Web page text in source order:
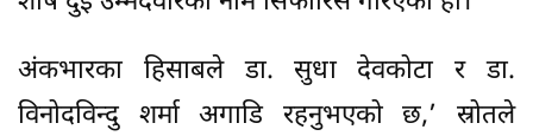
अंकभारका हिसाबले डा. सुधा देवकोटा र डा.
विनोदविन्दु शर्मा अगाडि रहनुभएको छ,’ स्रोतले